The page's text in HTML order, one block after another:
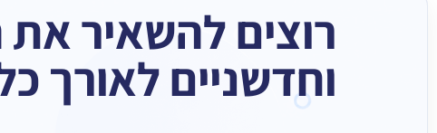
רוצים להשאיר את
וחדשניים לאורך